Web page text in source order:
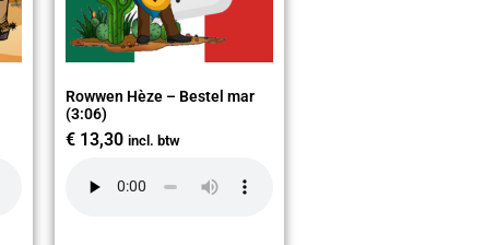
Rowwen Hèze – Bestel mar
(3:06)
€ 13,30 incl. btw